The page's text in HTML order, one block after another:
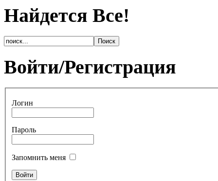
Найдется Все!
Войти/Регистрация
Логин
Пароль
Запомнить меня